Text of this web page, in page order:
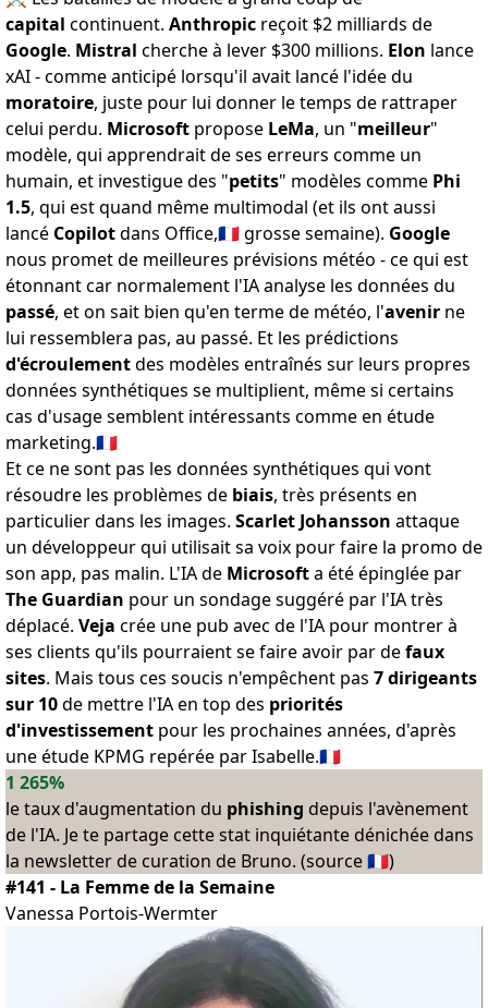
capital continuent. Anthropic reçoit $2 milliards de
Google. Mistral cherche à lever $300 millions. Elon lance
xAI- comme anticipé lorsqu'il avait lancé l'idée du
moratoire, juste pour lui donner le temps de rattraper
celui perdu. Microsoft propose LeMa, un "meilleur"
modèle, qui apprendrait de ses erreurs comme un
humain, et investigue des "petits" modèles comme Phi
1.5, qui estquand même multimodal (et ils ont aussi
lancé Copilotdans Office,🇫🇷 grosse semaine). Google
nous promet de meilleures prévisions météo - ce qui est
étonnant car normalement l'IA analyse les données du
passé, et on sait bien qu'en terme de météo, l'avenir ne
lui ressemblera pas, au passé. Et les prédictions
d'écroulementdes modèles entraînés sur leurs propres
données synthétiques se multiplient, même si certains
cas d'usage semblent intéressants commeen étude
marketing.🇫🇷
Et ce ne sont pas les données synthétiques qui vont
résoudre les problèmes de biais, très présents en
particulierdans les images. Scarlet Johansson attaque
un développeur qui utilisait sa voix pour faire la promo de
son app, pas malin. L'IA de Microsofta été épinglée par
The Guardian pour un sondage suggéré par l'IA très
déplacé. Veja crée une pub avec de l'IA pour montrer à
ses clients qu'ils pourraient se faire avoir par defaux
sites. Mais tous ces soucis n'empêchent pas 7 dirigeants
sur 10de mettre l'IA en top des priorités
d'investissement pour les prochaines années, d'après
une étude KPMG repérée par Isabelle.🇫🇷
1 265%
le taux d'augmentation du phishing depuis l'avènement
de l'IA. Je te partage cette stat inquiétante dénichée dans
la newsletter de curation de Bruno. (source🇫🇷)
#141 - La Femme de la Semaine
Vanessa Portois-Wermter